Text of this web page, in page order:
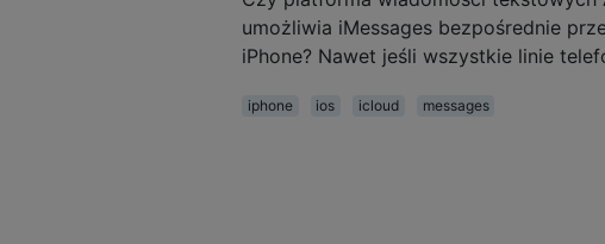
umożliwia iMessages bezpośrednie
iPhone? Nawet jeśli wszystkie linie
iphone ios icloud messages